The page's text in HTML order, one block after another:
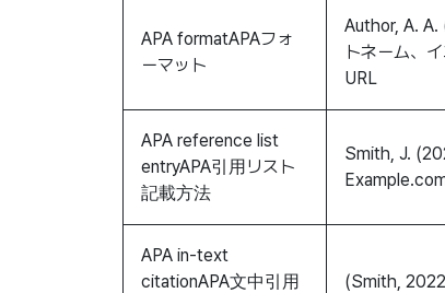
APA formatAPAフォ
ーマット
Author, A.
トネーム、
URL
APA reference list
entryAPA引用リスト
記載方法
Smith, J.
APA in-text
citationAPA文中引用
(Smith,